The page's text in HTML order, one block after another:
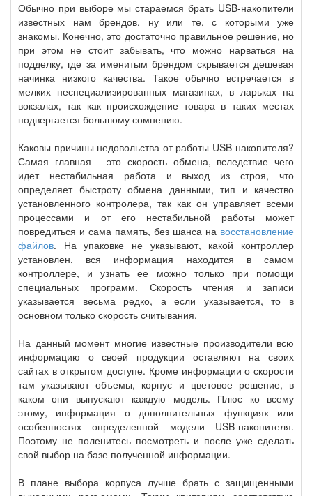
Обычно при выборе мы стараемся брать USB-накопители
известных нам брендов, ну или те, с которыми уже
знакомы. Конечно, это достаточно правильное решение, но
при этом не стоит забывать, что можно нарваться на
подделку, где за именитым брендом скрывается дешевая
начинка низкого качества. Такое обычно встречается в
мелких неспециализированных магазинах, в ларьках на
вокзалах, так как происхождение товара в таких местах
подвергается большому сомнению.
Каковы причины недовольства от работы USB-накопителя?
Самая главная - это скорость обмена, вследствие чего
идет нестабильная работа и выход из строя, что
определяет быстроту обмена данными, тип и качество
установленного контролера, так как он управляет всеми
процессами и от его нестабильной работы может
повредиться и сама память, без шанса на восстановление
файлов. На упаковке не указывают, какой контроллер
установлен, вся информация находится в самом
контроллере, и узнать ее можно только при помощи
специальных программ. Скорость чтения и записи
указывается весьма редко, а если указывается, то в
основном только скорость считывания.
На данный момент многие известные производители всю
информацию о своей продукции оставляют на своих
сайтах в открытом доступе. Кроме информации о скорости
там указывают объемы, корпус и цветовое решение, в
каком они выпускают каждую модель. Плюс ко всему
этому, информация о дополнительных функциях или
особенностях определенной модели USB-накопителя.
Поэтому не поленитесь посмотреть и после уже сделать
свой выбор на базе полученной информации.
В плане выбора корпуса лучше брать с защищенными